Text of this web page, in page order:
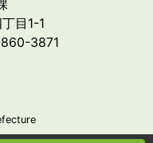
目1-1
3871